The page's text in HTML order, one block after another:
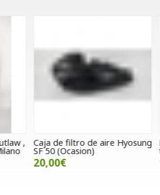
, Caja de filtro de aire Hyosung
SF 50 (Ocasion)
20,00€